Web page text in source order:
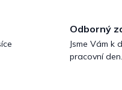
Odborný
Jsme Vám k
pracovní den.